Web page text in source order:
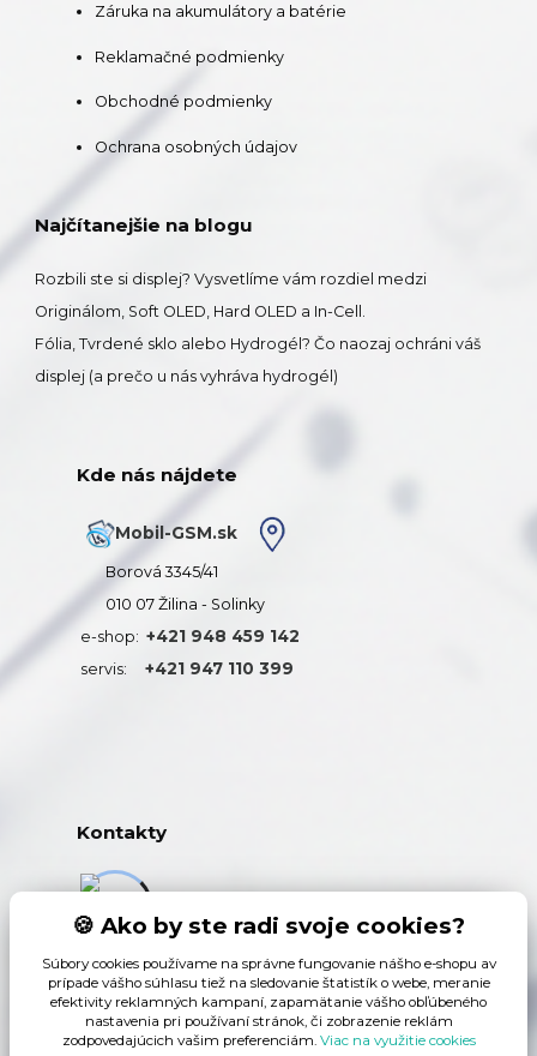
Záruka na akumulátory a batérie
Reklamačné podmienky
Obchodné podmienky
Ochrana osobných údajov
Najčítanejšie na blogu
Rozbili ste si displej? Vysvetlíme vám rozdiel medzi
Originálom, Soft OLED, Hard OLED a In-Cell.
Fólia, Tvrdené sklo alebo Hydrogél? Čo naozaj ochráni váš
displej (a prečo u nás vyhráva hydrogél)
Kde nás nájdete
Mobil-GSM.sk
Borová 3345/41
010 07 Žilina - Solinky
e-shop: +421 948 459 142
servis: +421 947 110 399
Kontakty
(Po-Pia, 9-15 hod.)
info@mobil-gsm.sk
🍪 Ako by ste radi svoje cookies?
Súbory cookies používame na správne fungovanie nášho e-shopu av
prípade vášho súhlasu tiež na sledovanie štatistík o webe, meranie
efektivity reklamných kampaní, zapamätanie vášho obľúbeného
nastavenia pri používaní stránok, či zobrazenie reklám
zodpovedajúcich vašim preferenciám. Viac na využitie cookies